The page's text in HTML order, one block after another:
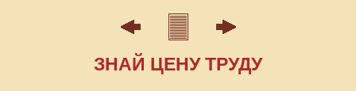
ЗНАЙ ЦЕНУ ТРУДУ